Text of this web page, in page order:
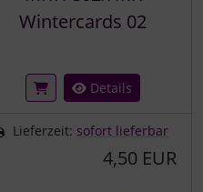
Wintercards 02
Details
Lieferzeit: sofort lieferbar
4,50 EUR